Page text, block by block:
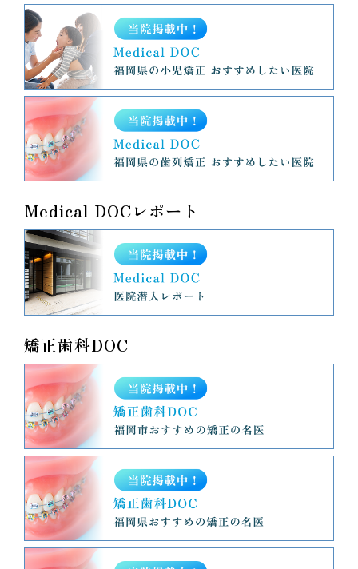
Medical DOCレポート
矯正歯科DOC